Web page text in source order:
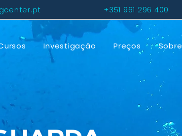
+351 961 296 400
Investigação Preços Sobre